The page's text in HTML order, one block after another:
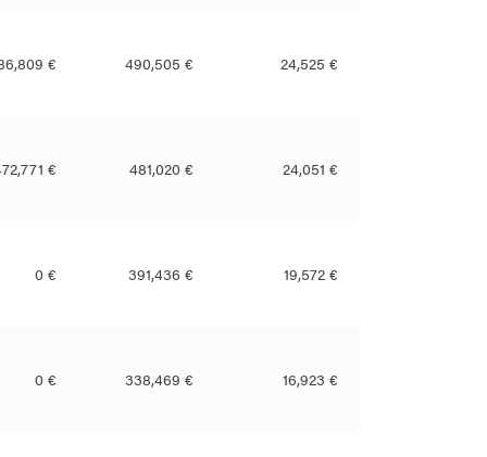
€ 490,505 € 24,525 €
€ 481,020 € 24,051 €
0 € 391,436 € 19,572 €
0 € 338,469 € 16,923 €